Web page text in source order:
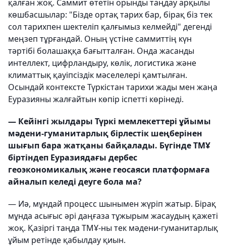
қалған жоқ. Саммит өтетін орынды таңдау арқылы
көшбасшылар: "Бізде ортақ тарих бар, бірақ біз тек
сол тарихпен шектеліп қалғымыз келмейді" дегенді
меңзеп тұрғандай. Оның үстіне саммиттің күн
тәртібі болашаққа бағытталған. Онда жасанды
интеллект, цифрландыру, көлік, логистика және
климаттық қауіпсіздік мәселелері қамтылған.
Осындай контексте Түркістан тарихи жады мен жаңа
Еуразияны жалғайтын көпір іспетті көрінеді.
— Кейінгі жылдары Түркі мемлекеттері ұйымы
мәдени-гуманитарлық бірлестік шеңберінен
шығып бара жатқаны байқалады. Бүгінде ТМҰ
біртіндеп Еуразиядағы дербес
геоэкономикалық және геосаяси платформаға
айналып келеді деуге бола ма?
— Иә, мұндай процесс шынымен жүріп жатыр. Бірақ
мұнда асығыс әрі даңғаза тұжырым жасаудың қажеті
жоқ. Қазіргі таңда ТМҰ-ны тек мәдени-гуманитарлық
ұйым ретінде қабылдау қиын.